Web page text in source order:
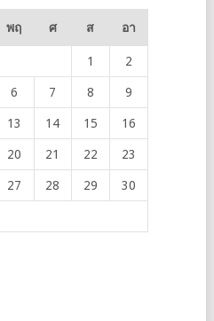
พฤ ศ ส อา
1 2
6 7 8 9
13 14 15 16
20 21 22 23
27 28 29 30